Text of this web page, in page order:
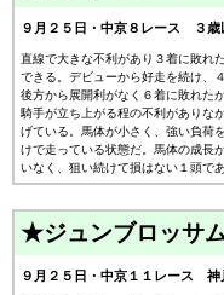
９月２５日・中京８レース ３
直線で大きな不利があり３着に敗れ
できる。デビューから好走を続け、
後方から展開利がなく６着に敗れた
騎手が立ち上がる程の不利がありな
げている。馬体が小さく、強い負荷
けで走っている状態だ。馬体の成長
いなく、狙い続けて損はない１頭であ
★ジュンブロッサ
９月２５日・中京１１レース